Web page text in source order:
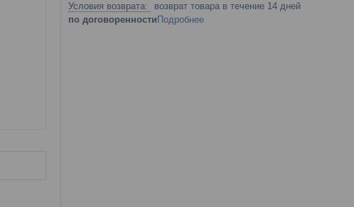
возврат товара в течение 14 дней
по договоренности Подробнее